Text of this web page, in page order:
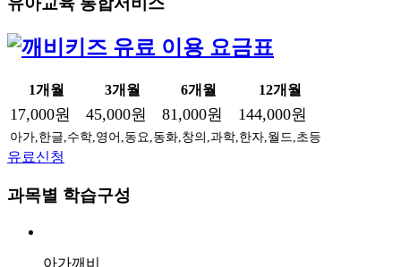
1개월 3개월 6개월 12개월
17,000원 45,000원 81,000원 144,000원
아가,한글,수학,영어,동요,동화,창의,과학,한자,월드,초등
유료신청
과목별 학습구성
아가깨비